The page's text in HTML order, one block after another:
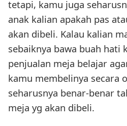
tetapi, kamu juga
anak kalian apakah pas
akan dibeli. Kalau kalian
sebaiknya bawa buah hati
penjualan meja belajar
kamu membelinya secara
seharusnya benar-benar
meja yg akan dibeli.